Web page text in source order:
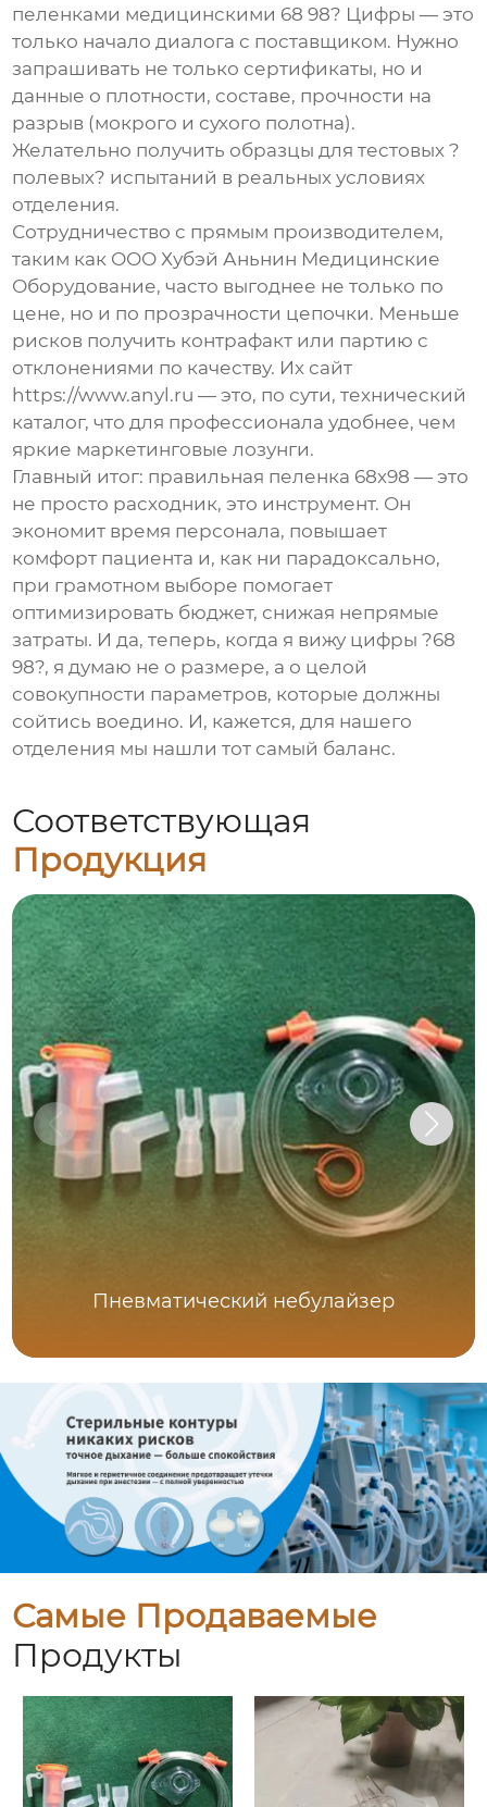
пеленками медицинскими 68 98? Цифры — это
только начало диалога с поставщиком. Нужно
запрашивать не только сертификаты, но и
данные о плотности, составе, прочности на
разрыв (мокрого и сухого полотна).
Желательно получить образцы для тестовых ?
полевых? испытаний в реальных условиях
отделения.
Сотрудничество с прямым производителем,
таким как ООО Хубэй Аньнин Медицинские
Оборудование, часто выгоднее не только по
цене, но и по прозрачности цепочки. Меньше
рисков получить контрафакт или партию с
отклонениями по качеству. Их сайт
https://www.anyl.ru — это, по сути, технический
каталог, что для профессионала удобнее, чем
яркие маркетинговые лозунги.
Главный итог: правильная пеленка 68х98 — это
не просто расходник, это инструмент. Он
экономит время персонала, повышает
комфорт пациента и, как ни парадоксально,
при грамотном выборе помогает
оптимизировать бюджет, снижая непрямые
затраты. И да, теперь, когда я вижу цифры ?68
98?, я думаю не о размере, а о целой
совокупности параметров, которые должны
сойтись воедино. И, кажется, для нашего
отделения мы нашли тот самый баланс.
Соответствующая
Продукция
Пневматический небулайзер
Самые Продаваемые
Продукты